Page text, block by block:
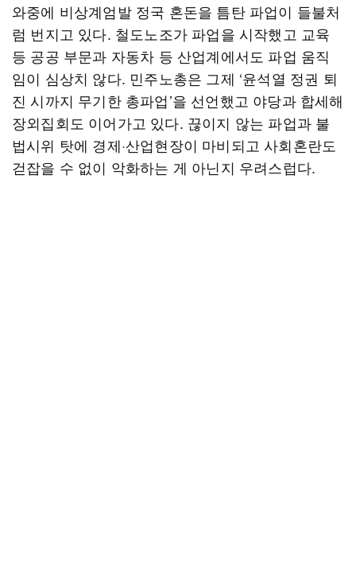
와중에 비상계엄발 정국 혼돈을 틈탄 파업이 들불처
럼 번지고 있다. 철도노조가 파업을 시작했고 교육
등 공공 부문과 자동차 등 산업계에서도 파업 움직
임이 심상치 않다. 민주노총은 그제 ‘윤석열 정권 퇴
진 시까지 무기한 총파업’을 선언했고 야당과 합세해
장외집회도 이어가고 있다. 끊이지 않는 파업과 불
법시위 탓에 경제·산업현장이 마비되고 사회혼란도
걷잡을 수 없이 악화하는 게 아닌지 우려스럽다.